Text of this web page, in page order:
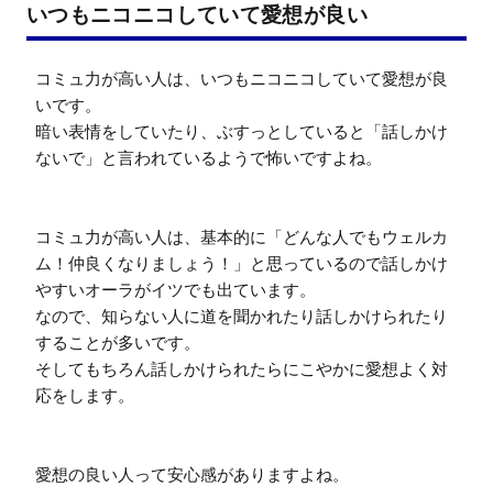
いつもニコニコしていて愛想が良い
コミュ力が高い人は、いつもニコニコしていて愛想が良
いです。
暗い表情をしていたり、ぶすっとしていると「話しかけ
ないで」と言われているようで怖いですよね。
コミュ力が高い人は、基本的に「どんな人でもウェルカ
ム！仲良くなりましょう！」と思っているので話しかけ
やすいオーラがイツでも出ています。
なので、知らない人に道を聞かれたり話しかけられたり
することが多いです。
そしてもちろん話しかけられたらにこやかに愛想よく対
応をします。
愛想の良い人って安心感がありますよね。